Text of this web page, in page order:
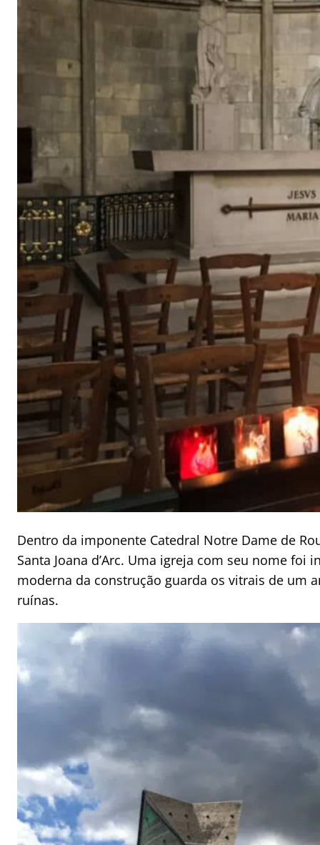
Dentro da imponente Catedral Notre Dame de
Santa Joana d’Arc. Uma igreja com seu nome
moderna da construção guarda os vitrais de um
ruínas.